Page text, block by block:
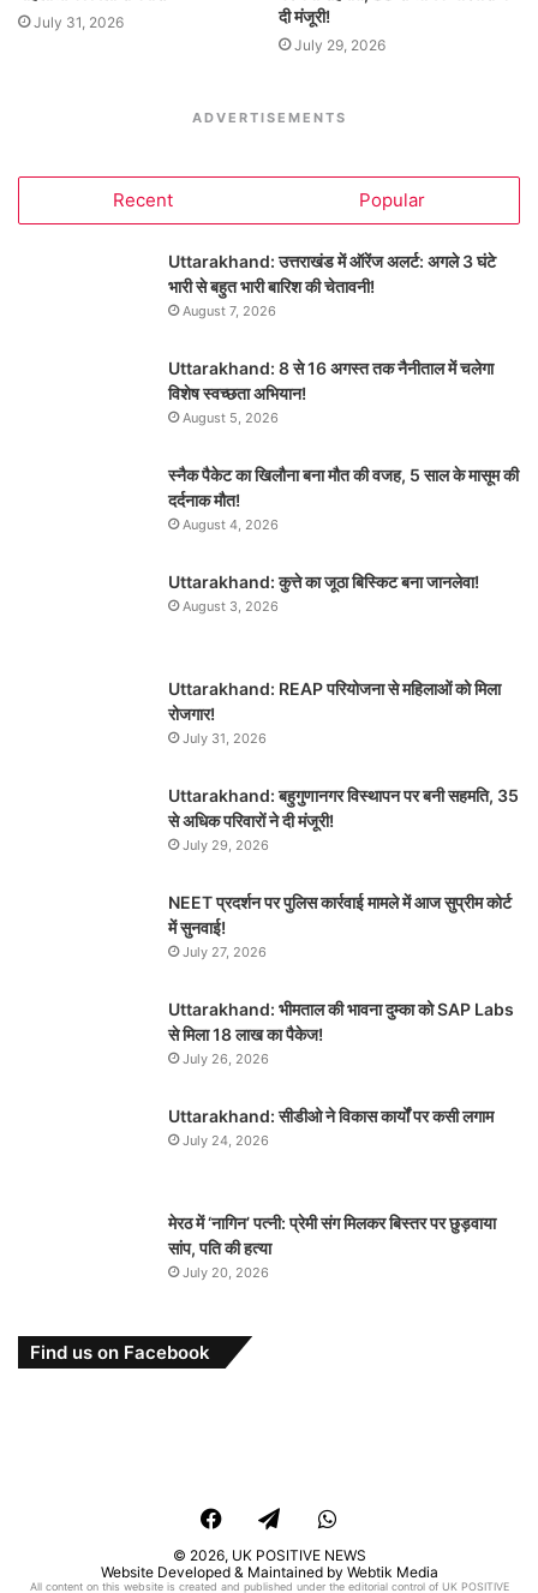
July 31, 2026
दी मंजूरी!
July 29, 2026
ADVERTISEMENTS
Recent Popular
Uttarakhand: उत्तराखंड में ऑरेंज अलर्ट: अगले 3 घंटे
भारी से बहुत भारी बारिश की चेतावनी!
August 7, 2026
Uttarakhand: 8 से 16 अगस्त तक नैनीताल में चलेगा
विशेष स्वच्छता अभियान!
August 5, 2026
स्नैक पैकेट का खिलौना बना मौत की वजह, 5 साल के मासूम की
दर्दनाक मौत!
August 4, 2026
Uttarakhand: कुत्ते का जूठा बिस्किट बना जानलेवा!
August 3, 2026
Uttarakhand: REAP परियोजना से महिलाओं को मिला
रोजगार!
July 31, 2026
Uttarakhand: बहुगुणानगर विस्थापन पर बनी सहमति, 35
से अधिक परिवारों ने दी मंजूरी!
July 29, 2026
NEET प्रदर्शन पर पुलिस कार्रवाई मामले में आज सुप्रीम कोर्ट
में सुनवाई!
July 27, 2026
Uttarakhand: भीमताल की भावना दुम्का को SAP Labs
से मिला 18 लाख का पैकेज!
July 26, 2026
Uttarakhand: सीडीओ ने विकास कार्यों पर कसी लगाम
July 24, 2026
मेरठ में ‘नागिन’ पत्नी: प्रेमी संग मिलकर बिस्तर पर छुड़वाया
सांप, पति की हत्या
July 20, 2026
Find us on Facebook
FacebookTelegramWhatsApp
© 2026, UK POSITIVE NEWS
Website Developed & Maintained by Webtik Media
All content on this website is created and published under the editorial control of UK POSITIVE